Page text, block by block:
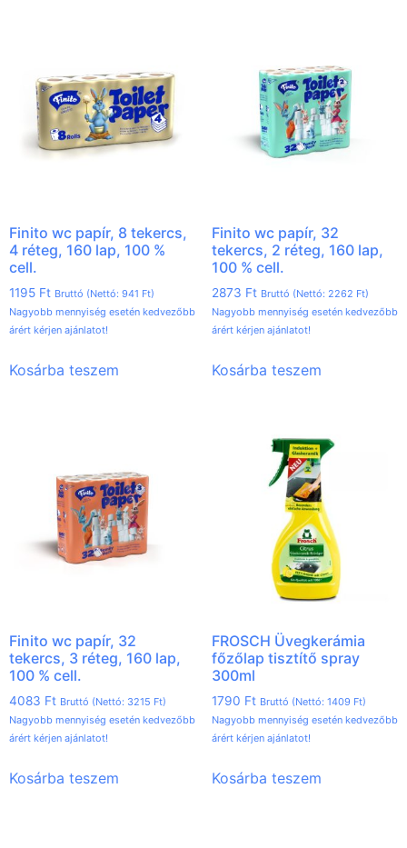
Finito wc papír, 8 tekercs,
4 réteg, 160 lap, 100 %
cell.
1195 Ft Bruttó (Nettó: 941 Ft)
Nagyobb mennyiség esetén kedvezőbb
árért kérjen ajánlatot!
Kosárba teszem
Finito wc papír, 32
tekercs, 2 réteg, 160 lap,
100 % cell.
2873 Ft Bruttó (Nettó: 2262 Ft)
Nagyobb mennyiség esetén kedvezőbb
árért kérjen ajánlatot!
Kosárba teszem
Finito wc papír, 32
tekercs, 3 réteg, 160 lap,
100 % cell.
4083 Ft Bruttó (Nettó: 3215 Ft)
Nagyobb mennyiség esetén kedvezőbb
árért kérjen ajánlatot!
Kosárba teszem
FROSCH Üvegkerámia
főzőlap tisztítő spray
300ml
1790 Ft Bruttó (Nettó: 1409 Ft)
Nagyobb mennyiség esetén kedvezőbb
árért kérjen ajánlatot!
Kosárba teszem